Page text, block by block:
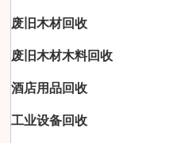
废旧木材回收
废旧木材木料回收
酒店用品回收
工业设备回收